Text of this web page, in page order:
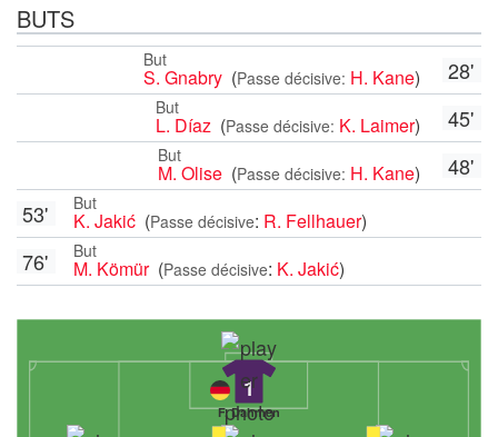
BUTS
28'
But
S. Gnabry (Passe décisive: H. Kane)
45'
But
L. Díaz (Passe décisive: K. Laimer)
48'
But
M. Olise (Passe décisive: H. Kane)
But
K. Jakić (Passe décisive: R. Fellhauer)
53'
But
M. Kömür (Passe décisive: K. Jakić)
76'
1
F. Dahmen